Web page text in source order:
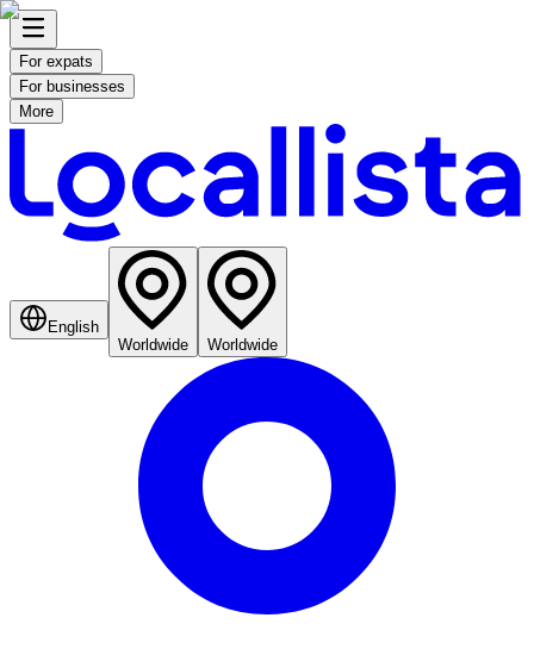
For expats
For businesses
More
English
Worldwide
Worldwide